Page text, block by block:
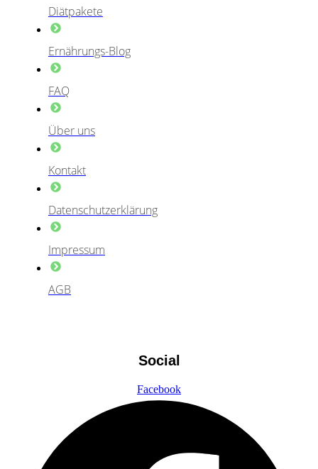
Diätpakete
Ernährungs-Blog
FAQ
Über uns
Kontakt
Datenschutzerklärung
Impressum
AGB
Social
Facebook